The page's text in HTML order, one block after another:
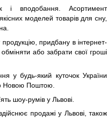
вподобання. Асортимент
моделей товарів для сну,
придбану в інтернет-
або забрати свої гроші
у будь-який куточок України
Новою Поштою.
шоу-румів у Львові.
продажі у Львові, також